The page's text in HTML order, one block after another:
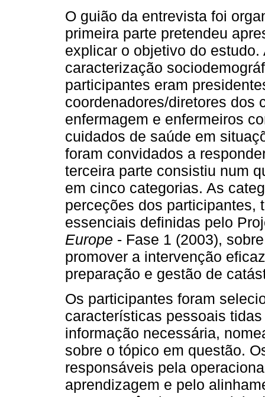
O guião da entrevista foi
primeira parte pretendeu
explicar o objetivo do
caracterização
participantes eram
coordenadores/diretores dos
enfermagem e enfermeiros
cuidados de saúde em
foram convidados a
terceira parte consistiu num
em cinco categorias. As
perceções dos participantes,
essenciais definidas pelo
Europe - Fase 1 (2003),
promover a intervenção
preparação e gestão de
Os participantes foram
características pessoais
informação necessária,
sobre o tópico em questão.
responsáveis pela
aprendizagem e pelo